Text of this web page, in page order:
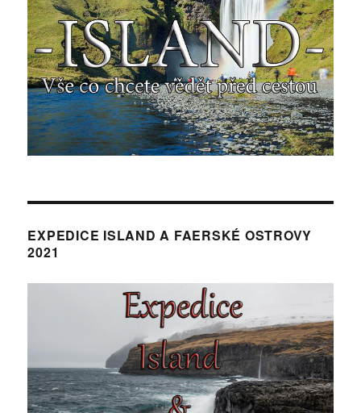
EXPEDICE ISLAND A FAERSKÉ OSTROVY
2021